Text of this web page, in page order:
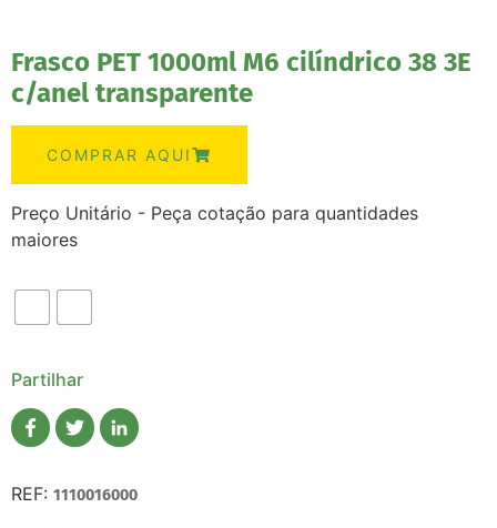
Frasco PET 1000ml M6 cilíndrico 38 3E
c/anel transparente
COMPRAR AQUI
Preço Unitário - Peça cotação para quantidades
maiores
Partilhar
REF: 1110016000